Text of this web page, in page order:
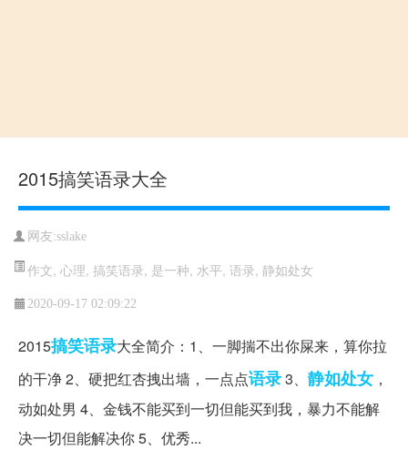
2015搞笑语录大全
网友:sslake
作文, 心理, 搞笑语录, 是一种, 水平, 语录, 静如处女
2020-09-17 02:09:22
2015搞笑语录大全简介：1、一脚揣不出你屎来，算你拉
的干净 2、硬把红杏拽出墙，一点点语录3、 静如处女 ，
动如处男 4、金钱不能买到一切但能买到我，暴力不能解
决一切但能解决你 5、优秀...